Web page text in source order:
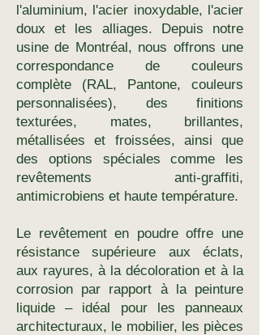
l'aluminium, l'acier inoxydable, l'acier
doux et les alliages. Depuis notre
usine de Montréal, nous offrons une
correspondance de couleurs
complète (RAL, Pantone, couleurs
personnalisées), des finitions
texturées, mates, brillantes,
métallisées et froissées, ainsi que
des options spéciales comme les
revêtements anti-graffiti,
antimicrobiens et haute température.
Le revêtement en poudre offre une
résistance supérieure aux éclats,
aux rayures, à la décoloration et à la
corrosion par rapport à la peinture
liquide – idéal pour les panneaux
architecturaux, le mobilier, les pièces